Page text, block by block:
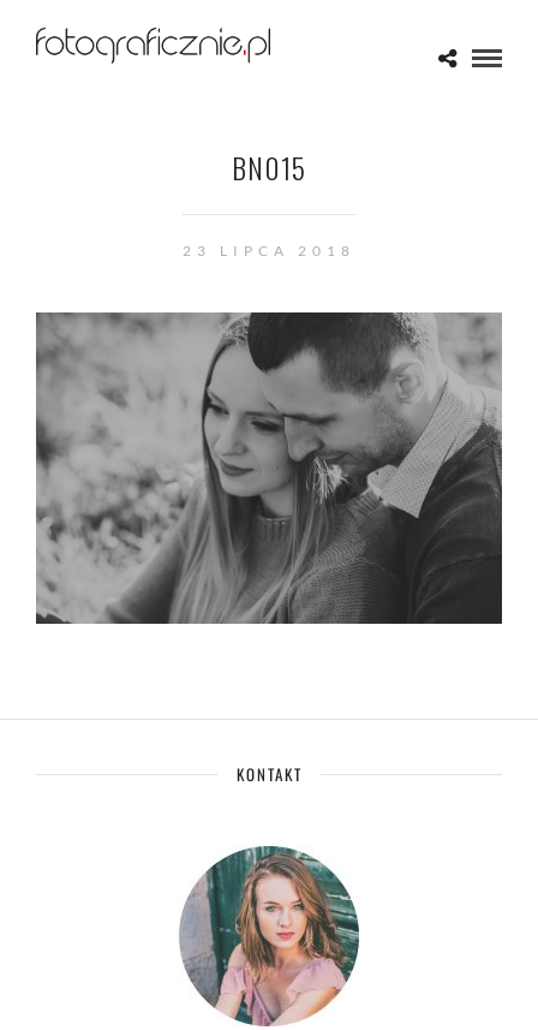
BN015
23 LIPCA 2018
KONTAKT